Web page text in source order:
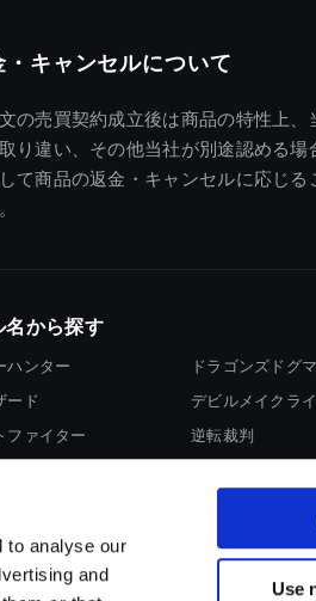
to analyse our
and
Use
・キャンセルについて
の売買契約成立後は商品の特性上、
り違い、その他当社が別途認める場
て商品の返金・キャンセルに応じる
名から探す
ハンター
ード
ファイター
ドラゴンズドグマ
デビルメイクライ
逆転裁判